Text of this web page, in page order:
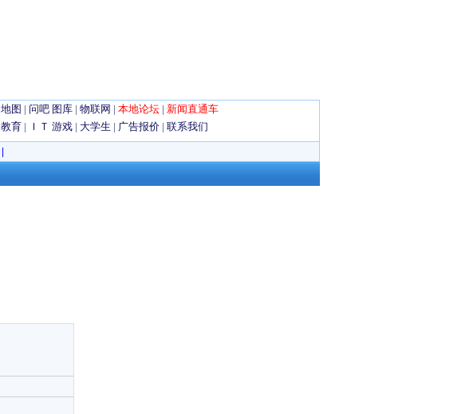
地图 | 问吧 图库 | 物联网 | 本地论坛 | 新闻直通车
教育 | ＩＴ 游戏 | 大学生 | 广告报价 | 联系我们